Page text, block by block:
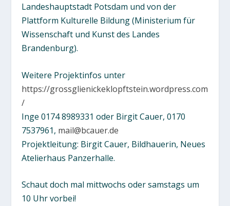
Landeshauptstadt Potsdam und von der
Plattform Kulturelle Bildung (Ministerium für
Wissenschaft und Kunst des Landes
Brandenburg).
Weitere Projektinfos unter
https://grossglienickeklopftstein.wordpress.com
/
Inge 0174 8989331 oder Birgit Cauer, 0170
7537961, mail@bcauer.de
Projektleitung: Birgit Cauer, Bildhauerin, Neues
Atelierhaus Panzerhalle.
Schaut doch mal mittwochs oder samstags um
10 Uhr vorbei!